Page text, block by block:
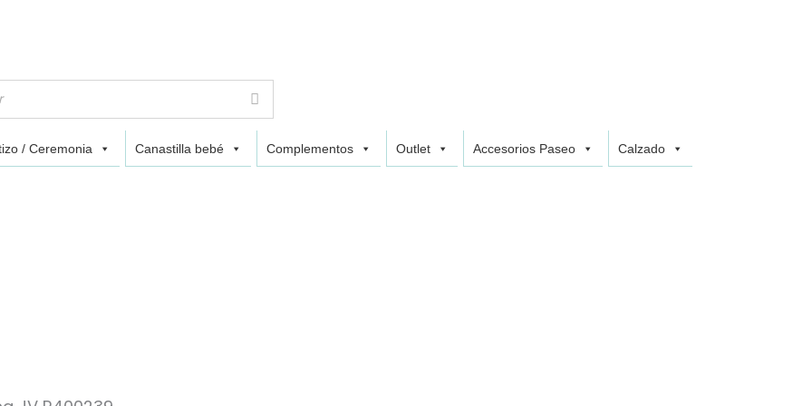
/ Ceremonia Canastilla bebé Complementos Outlet Accesorios Paseo Calzado